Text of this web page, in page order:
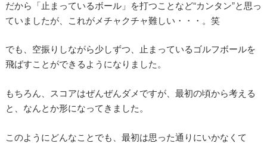
だから「止まっているボール」を打つことなど“カンタン”と思っ
ていましたが、これがメチャクチャ難しい・・・。笑
でも、空振りしながら少しずつ、止まっているゴルフボールを
飛ばすことができるようになりました。
もちろん、スコアはぜんぜんダメですが、最初の頃から考える
と、なんとか形になってきました。
このようにどんなことでも、最初は思った通りにいかなくて